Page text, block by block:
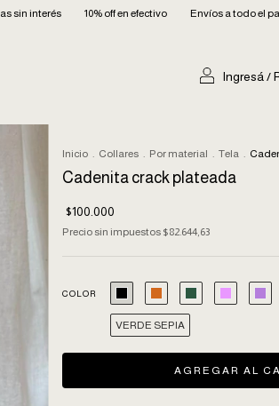
10% off en efectivo Envíos a todo el país 3 cuotas
Ingresá/
Inicio . Collares . Por material . Tela .
Cadenita crack plateada
$100.000
Precio sin impuestos $82.644,63
COLOR
VERDE SEPIA